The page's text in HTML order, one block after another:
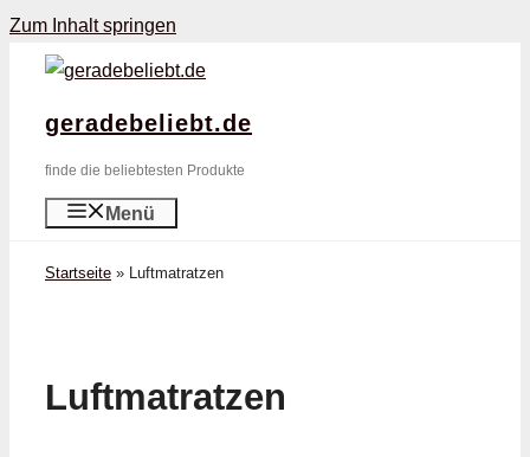
Zum Inhalt springen
geradebeliebt.de
finde die beliebtesten Produkte
Menü
Startseite » Luftmatratzen
Luftmatratzen